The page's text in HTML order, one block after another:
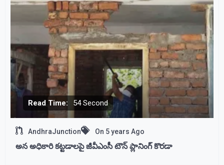
Read Time: 54 Second
AndhraJunction On 5 years Ago
అన అధికారి కట్టడాలపై జీవీఎంసీ టౌన్ ప్లానింగ్ కొరడా